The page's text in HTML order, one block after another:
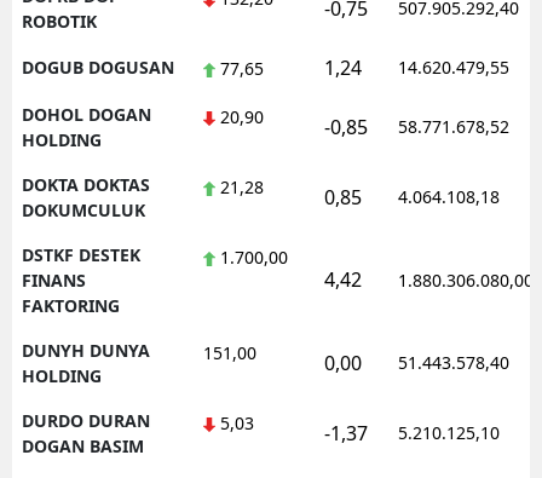
ROBOTIK
-0,75 507.905.292,40
DOGUB DOGUSAN 77,65 1,24 14.620.479,55
DOHOL DOGAN
HOLDING
20,90 -0,85 58.771.678,52
DOKTA DOKTAS
DOKUMCULUK
21,28 0,85 4.064.108,18
DSTKF DESTEK
FINANS
FAKTORING
1.700,00
4,42 1.880.306.080,00
DUNYH DUNYA
HOLDING
151,00 0,00 51.443.578,40
DURDO DURAN
DOGAN BASIM
5,03 -1,37 5.210.125,10